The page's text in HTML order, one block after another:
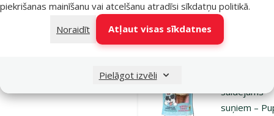
piekrišanas mainīšanu vai atcelšanu atradīsi sīkdatņu politikā.
Noraidīt
Atļaut visas sīkdatnes
Pielāgot izvēli
Noliktavā
saldējums
suņiem –